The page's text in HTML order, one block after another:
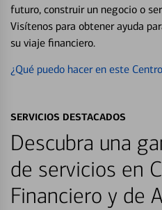
futuro, construir un negocio o
Visítenos para obtener ayuda
su viaje financiero.
¿Qué puedo hacer en este
SERVICIOS DESTACADOS
Descubra una
de servicios en
Financiero y de